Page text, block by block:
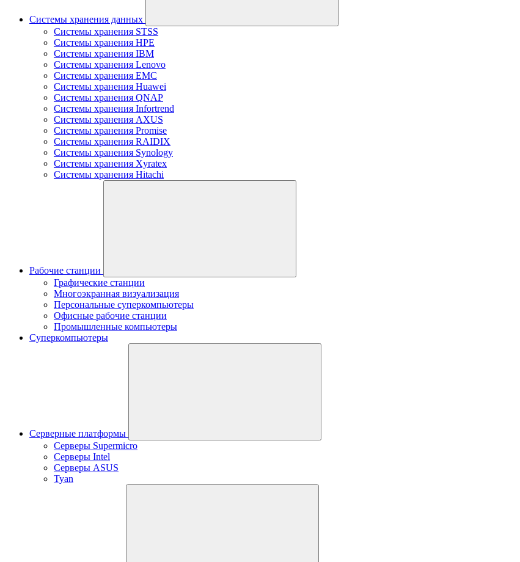
Системы хранения данных
Системы хранения STSS
Системы хранения HPE
Системы хранения IBM
Системы хранения Lenovo
Системы хранения EMC
Системы хранения Huawei
Системы хранения QNAP
Системы хранения Infortrend
Системы хранения AXUS
Системы хранения Promise
Системы хранения RAIDIX
Системы хранения Synology
Системы хранения Xyratex
Системы хранения Hitachi
Рабочие станции
Графические станции
Многоэкранная визуализация
Персональные суперкомпьютеры
Офисные рабочие станции
Промышленные компьютеры
Суперкомпьютеры
Серверные платформы
Серверы Supermicro
Серверы Intel
Серверы ASUS
Tyan